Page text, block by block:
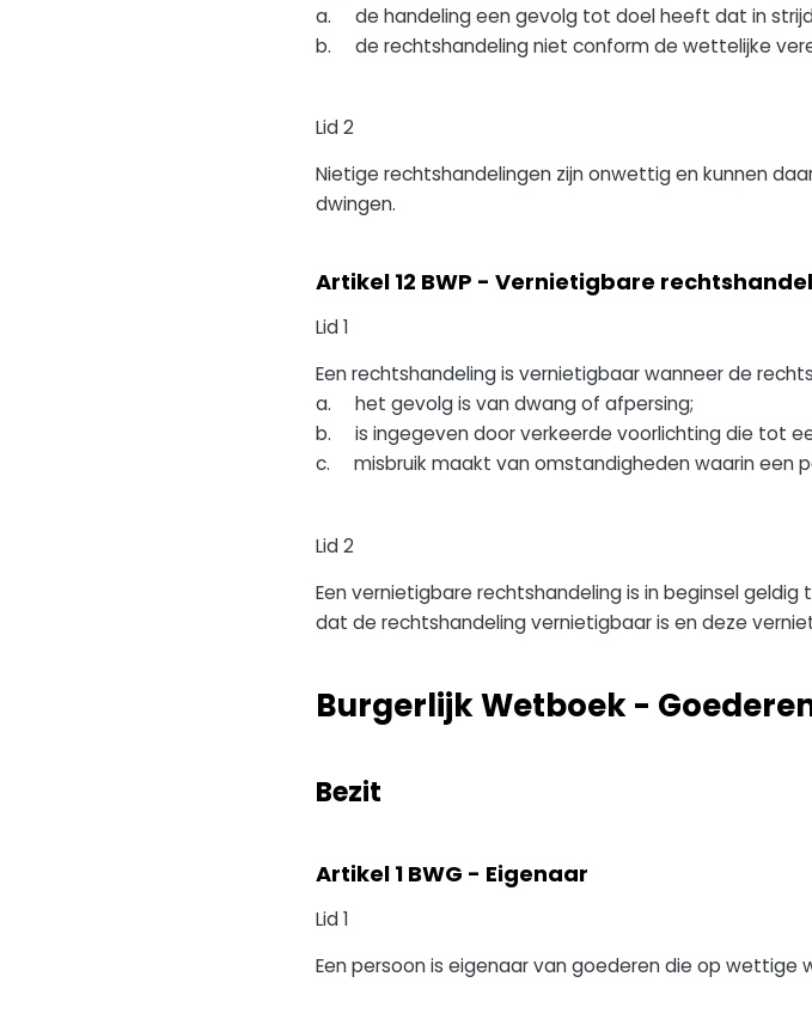
a. de handeling een gevolg tot doel heeft dat in
b. de rechtshandeling niet conform de wettelijke
Lid 2
Nietige rechtshandelingen zijn onwettig en kunnen
dwingen.
Artikel 12 BWP - Vernietigbare
Lid 1
Een rechtshandeling is vernietigbaar wanneer de
a. het gevolg is van dwang of afpersing;
b. is ingegeven door verkeerde voorlichting die tot
c. misbruik maakt van omstandigheden waarin een
Lid 2
Een vernietigbare rechtshandeling is in beginsel
dat de rechtshandeling vernietigbaar is en deze
Burgerlijk Wetboek -
Bezit
Artikel 1 BWG - Eigenaar
Lid 1
Een persoon is eigenaar van goederen die op wettige